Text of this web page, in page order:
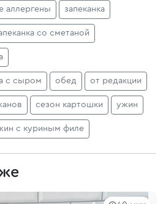
аллергены запеканка
со сметаной
с сыром обед от редакции
сезон картошки ужин
с куриным филе